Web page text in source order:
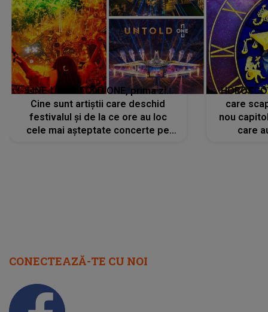
LINE-UP UNTOLD ONE, prima zi.
Cine sunt artiștii care deschid
festivalul și de la ce ore au loc
cele mai așteptate concerte pe
care
nou
care
CONECTEAZĂ-TE CU NOI